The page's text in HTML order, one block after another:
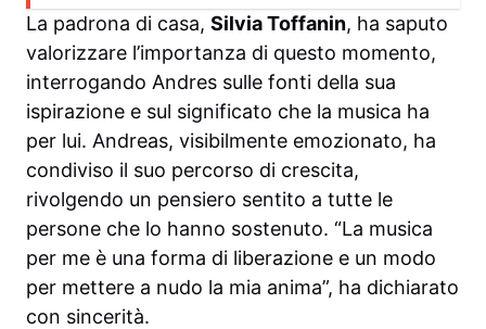
La padrona di casa, Silvia Toffanin, ha saputo
valorizzare l’importanza di questo momento,
interrogando Andres sulle fonti della sua
ispirazione e sul significato che la musica ha
per lui. Andreas, visibilmente emozionato, ha
condiviso il suo percorso di crescita,
rivolgendo un pensiero sentito a tutte le
persone che lo hanno sostenuto. “La musica
per me è una forma di liberazione e un modo
per mettere a nudo la mia anima”, ha dichiarato
con sincerità.